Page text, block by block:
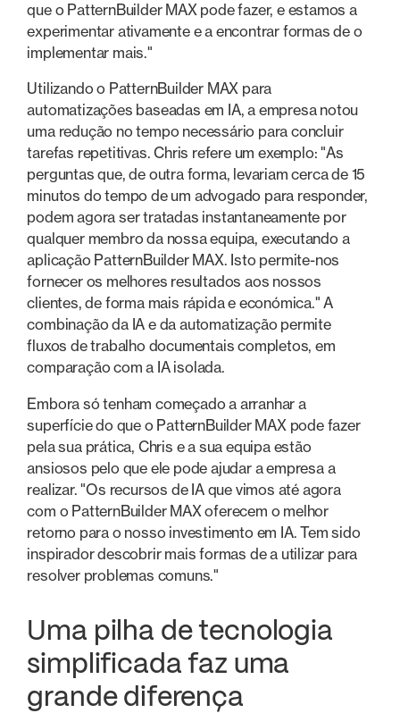
que o PatternBuilder MAX pode fazer, e estamos a
experimentar ativamente e a encontrar formas de o
implementar mais."
Utilizando o PatternBuilder MAX para
automatizações baseadas em IA, a empresa notou
uma redução no tempo necessário para concluir
tarefas repetitivas. Chris refere um exemplo: "As
perguntas que, de outra forma, levariam cerca de 15
minutos do tempo de um advogado para responder,
podem agora ser tratadas instantaneamente por
qualquer membro da nossa equipa, executando a
aplicação PatternBuilder MAX. Isto permite-nos
fornecer os melhores resultados aos nossos
clientes, de forma mais rápida e económica." A
combinação da IA e da automatização permite
fluxos de trabalho documentais completos, em
comparação com a IA isolada.
Embora só tenham começado a arranhar a
superfície do que o PatternBuilder MAX pode fazer
pela sua prática, Chris e a sua equipa estão
ansiosos pelo que ele pode ajudar a empresa a
realizar. "Os recursos de IA que vimos até agora
com o PatternBuilder MAX oferecem o melhor
retorno para o nosso investimento em IA. Tem sido
inspirador descobrir mais formas de a utilizar para
resolver problemas comuns."
Uma pilha de tecnologia
simplificada faz uma
grande diferença